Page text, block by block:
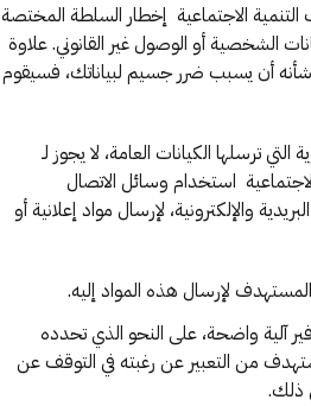
الاجتماعية إخطار السلطة المختصة
الشخصية أو الوصول غير القانوني. علاوة
أن يسبب ضرر جسيم لبياناتك، فسيقوم
التي ترسلها الكيانات العامة، لا يجوز لـ
الاجتماعية استخدام وسائل الاتصال
والإلكترونية، لإرسال مواد إعلانية أو
لإرسال هذه المواد إليه.
آلية واضحة، على النحو الذي تحدده
من التعبير عن رغبته في التوقف عن
ذلك.